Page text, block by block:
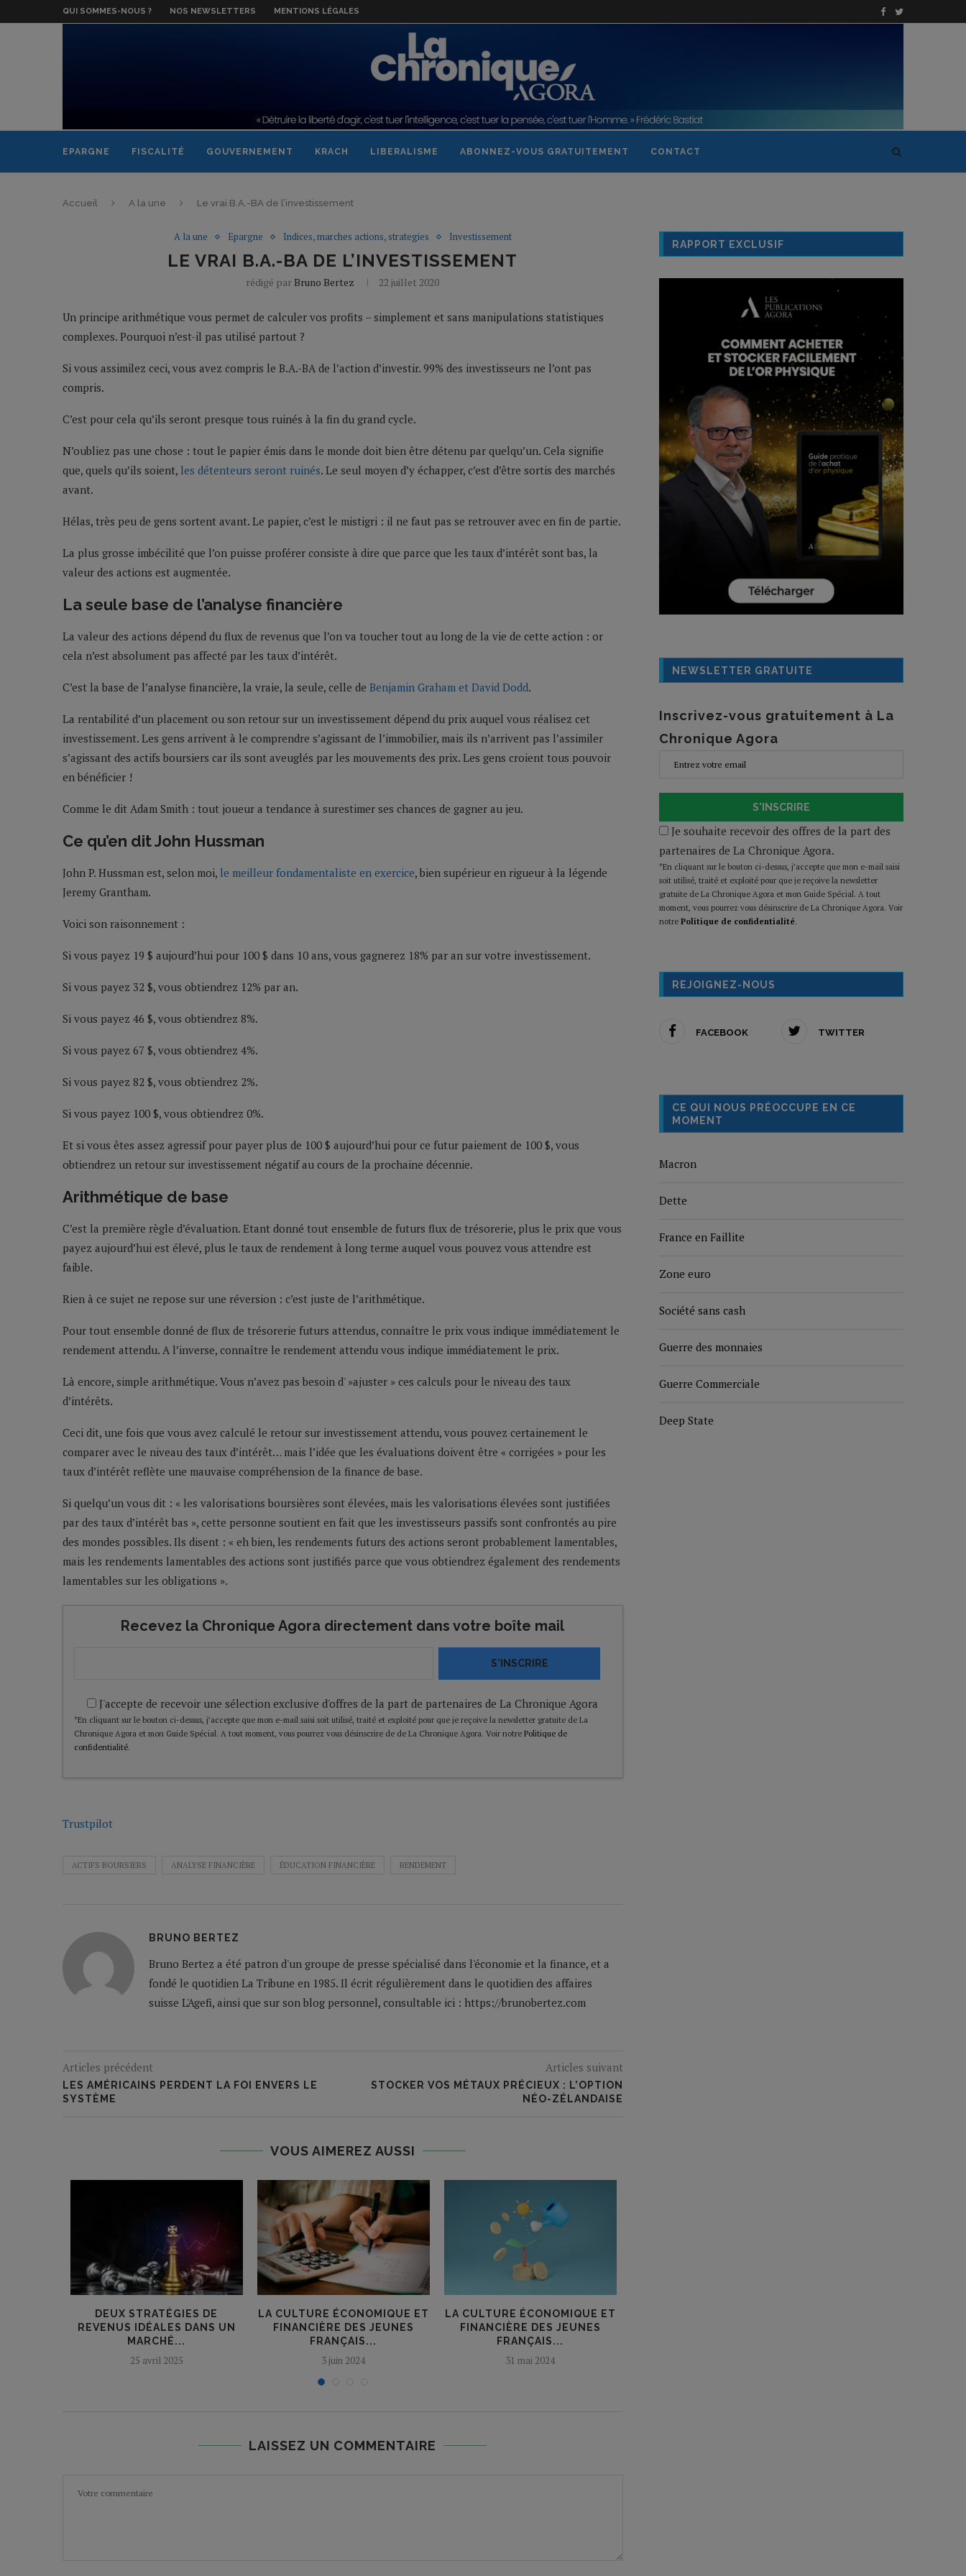
QUI SOMMES-NOUS ? NOS NEWSLETTERS MENTIONS LÉGALES
EPARGNE FISCALITÉ GOUVERNEMENT KRACH LIBERALISME ABONNEZ-VOUS GRATUITEMENT CONTACT
Accueil A la une Le vrai B.A.-BA de l’investissement
A la une Epargne Indices, marches actions, strategies Investissement
LE VRAI B.A.-BA DE L’INVESTISSEMENT
rédigé par Bruno Bertez 22 juillet 2020
Un principe arithmétique vous permet de calculer vos profits – simplement et sans manipulations statistiques
complexes. Pourquoi n’est-il pas utilisé partout ?
Si vous assimilez ceci, vous avez compris le B.A.-BA de l’action d’investir. 99% des investisseurs ne l’ont pas
compris.
C’est pour cela qu’ils seront presque tous ruinés à la fin du grand cycle.
N’oubliez pas une chose : tout le papier émis dans le monde doit bien être détenu par quelqu’un. Cela signifie
que, quels qu’ils soient, les détenteurs seront ruinés. Le seul moyen d’y échapper, c’est d’être sortis des marchés
avant.
Hélas, très peu de gens sortent avant. Le papier, c’est le mistigri : il ne faut pas se retrouver avec en fin de partie.
La plus grosse imbécilité que l’on puisse proférer consiste à dire que parce que les taux d’intérêt sont bas, la
valeur des actions est augmentée.
La seule base de l’analyse financière
La valeur des actions dépend du flux de revenus que l’on va toucher tout au long de la vie de cette action : or
cela n’est absolument pas affecté par les taux d’intérêt.
C’est la base de l’analyse financière, la vraie, la seule, celle de Benjamin Graham et David Dodd.
La rentabilité d’un placement ou son retour sur un investissement dépend du prix auquel vous réalisez cet
investissement. Les gens arrivent à le comprendre s’agissant de l’immobilier, mais ils n’arrivent pas l’assimiler
s’agissant des actifs boursiers car ils sont aveuglés par les mouvements des prix. Les gens croient tous pouvoir
en bénéficier !
Comme le dit Adam Smith : tout joueur a tendance à surestimer ses chances de gagner au jeu.
Ce qu’en dit John Hussman
John P. Hussman est, selon moi, le meilleur fondamentaliste en exercice, bien supérieur en rigueur à la légende
Jeremy Grantham.
Voici son raisonnement :
Si vous payez 19 $ aujourd’hui pour 100 $ dans 10 ans, vous gagnerez 18% par an sur votre investissement.
Si vous payez 32 $, vous obtiendrez 12% par an.
Si vous payez 46 $, vous obtiendrez 8%.
Si vous payez 67 $, vous obtiendrez 4%.
Si vous payez 82 $, vous obtiendrez 2%.
Si vous payez 100 $, vous obtiendrez 0%.
Et si vous êtes assez agressif pour payer plus de 100 $ aujourd’hui pour ce futur paiement de 100 $, vous
obtiendrez un retour sur investissement négatif au cours de la prochaine décennie.
Arithmétique de base
C’est la première règle d’évaluation. Etant donné tout ensemble de futurs flux de trésorerie, plus le prix que vous
payez aujourd’hui est élevé, plus le taux de rendement à long terme auquel vous pouvez vous attendre est
faible.
Rien à ce sujet ne repose sur une réversion : c’est juste de l’arithmétique.
Pour tout ensemble donné de flux de trésorerie futurs attendus, connaître le prix vous indique immédiatement le
rendement attendu. A l’inverse, connaître le rendement attendu vous indique immédiatement le prix.
Là encore, simple arithmétique. Vous n’avez pas besoin d' »ajuster » ces calculs pour le niveau des taux
d’intérêts.
Ceci dit, une fois que vous avez calculé le retour sur investissement attendu, vous pouvez certainement le
comparer avec le niveau des taux d’intérêt… mais l’idée que les évaluations doivent être « corrigées » pour les
taux d’intérêt reflète une mauvaise compréhension de la finance de base.
Si quelqu’un vous dit : « les valorisations boursières sont élevées, mais les valorisations élevées sont justifiées
par des taux d’intérêt bas », cette personne soutient en fait que les investisseurs passifs sont confrontés au pire
des mondes possibles. Ils disent : « eh bien, les rendements futurs des actions seront probablement lamentables,
mais les rendements lamentables des actions sont justifiés parce que vous obtiendrez également des rendements
lamentables sur les obligations ».
Recevez la Chronique Agora directement dans votre boîte mail
S'INSCRIRE
J'accepte de recevoir une sélection exclusive d'offres de la part de partenaires de La Chronique Agora
*En cliquant sur le bouton ci-dessus, j’accepte que mon e-mail saisi soit utilisé, traité et exploité pour que je reçoive la newsletter gratuite de La
Chronique Agora et mon Guide Spécial. A tout moment, vous pourrez vous désinscrire de de La Chronique Agora. Voir notre Politique de
confidentialité.
Trustpilot
ACTIFS BOURSIERS ANALYSE FINANCIÈRE ÉDUCATION FINANCIÈRE RENDEMENT
BRUNO BERTEZ
Bruno Bertez a été patron d'un groupe de presse spécialisé dans l'économie et la finance, et a
fondé le quotidien La Tribune en 1985. Il écrit régulièrement dans le quotidien des affaires
suisse L'Agefi, ainsi que sur son blog personnel, consultable ici : https://brunobertez.com
Articles précédent
LES AMÉRICAINS PERDENT LA FOI ENVERS LE
SYSTÈME
Articles suivant
STOCKER VOS MÉTAUX PRÉCIEUX : L’OPTION
NÉO-ZÉLANDAISE
VOUS AIMEREZ AUSSI
DEUX STRATÉGIES DE
REVENUS IDÉALES DANS UN
MARCHÉ...
25 avril 2025
LA CULTURE ÉCONOMIQUE ET
FINANCIÈRE DES JEUNES
FRANÇAIS...
3 juin 2024
LA CULTURE ÉCONOMIQUE ET
FINANCIÈRE DES JEUNES
FRANÇAIS...
31 mai 2024
LAISSEZ UN COMMENTAIRE
RAPPORT EXCLUSIF
NEWSLETTER GRATUITE
Inscrivez-vous gratuitement à La
Chronique Agora
S'INSCRIRE
Je souhaite recevoir des offres de la part des
partenaires de La Chronique Agora.
*En cliquant sur le bouton ci-dessus, j’accepte que mon e-mail saisi
soit utilisé, traité et exploité pour que je reçoive la newsletter
gratuite de La Chronique Agora et mon Guide Spécial. A tout
moment, vous pourrez vous désinscrire de La Chronique Agora. Voir
notre Politique de confidentialité.
REJOIGNEZ-NOUS
FACEBOOK TWITTER
CE QUI NOUS PRÉOCCUPE EN CE
MOMENT
Macron
Dette
France en Faillite
Zone euro
Société sans cash
Guerre des monnaies
Guerre Commerciale
Deep State